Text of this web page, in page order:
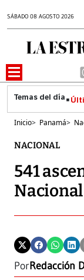
SÁBADO 08 AGOSTO 2026
Inicio> Panamá>
NACIONAL
541
Nacional
PorRedacción